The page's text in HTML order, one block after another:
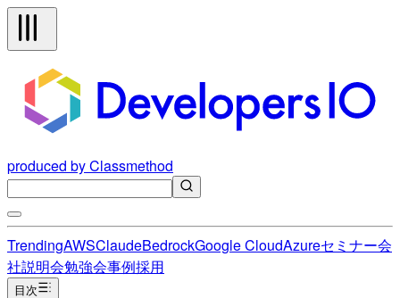
produced by Classmethod
TrendingAWSClaudeBedrockGoogle CloudAzureセミナー会
社説明会勉強会事例採用
目次